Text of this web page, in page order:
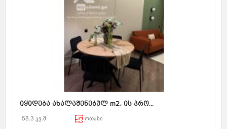
იყიდება ახალაშენებულ m2, ის პრო...
58.3 კვ.მ ოთახი